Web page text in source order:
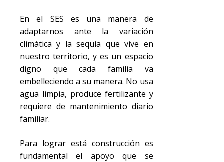
En el SES es una manera de
adaptarnos ante la variación
climática y la sequía que vive en
nuestro territorio, y es un espacio
digno que cada familia va
embelleciendo a su manera. No usa
agua limpia, produce fertilizante y
requiere de mantenimiento diario
familiar.
Para lograr está construcción es
fundamental el apoyo que se